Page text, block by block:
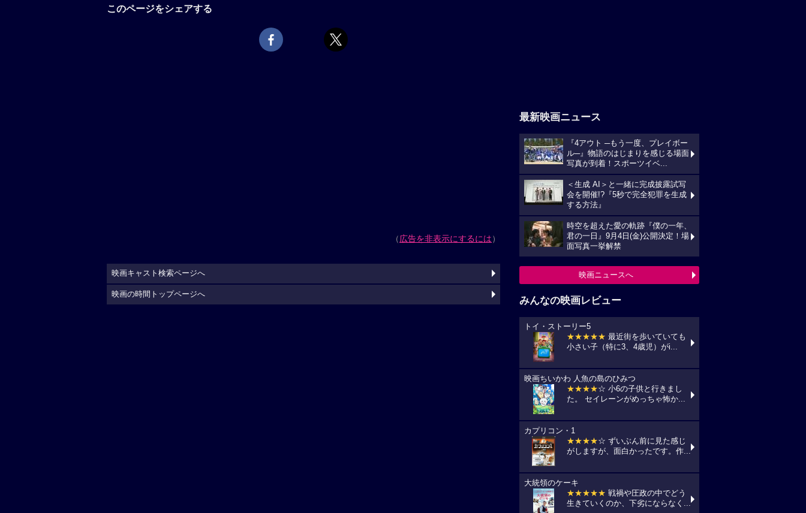
このページをシェアする
（広告を非表示にするには）
最新映画ニュース
『4アウト ─もう一度、プレイボー
ル─』物語のはじまりを感じる場面
写真が到着！スポーツイベ...
＜生成 AI＞と一緒に完成披露試写
会を開催!?『5秒で完全犯罪を生成
する方法』
時空を超えた愛の軌跡『僕の一年、
君の一日』9月4日(金)公開決定！場
面写真一挙解禁
映画ニュースへ
みんなの映画レビュー
トイ・ストーリー5
★★★★★ 最近街を歩いていても
小さい子（特に3、4歳児）がi...
映画ちいかわ 人魚の島のひみつ
★★★★☆ 小6の子供と行きまし
た。 セイレーンがめっちゃ怖か...
カプリコン・1
★★★★☆ ずいぶん前に見た感じ
がしますが、面白かったです。作...
大統領のケーキ
★★★★★ 戦禍や圧政の中でどう
生きていくのか、下劣にならなく...
映画キャスト検索ページへ
映画の時間トップページへ